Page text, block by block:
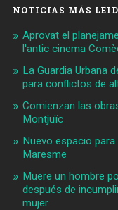
NOTICIAS MÁS
Aprovat el
l'antic cinema
La Guardia Urbana
para conflictos de
Comienzan las
Montjuïc
Nuevo espacio
Maresme
Muere un hombre
después de
mujer